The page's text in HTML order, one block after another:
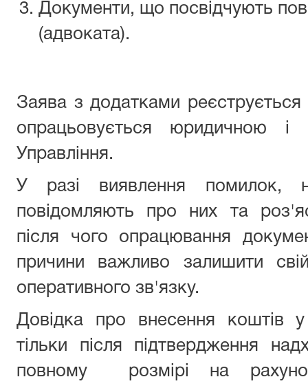
Документи, що посвідчують
(адвоката).
Заява з додатками реєструється
опрацьовується юридичною і
Управління.
У разі виявлення помилок,
повідомляють про них та
після чого опрацювання
причини важливо залишити
оперативного зв'язку.
Довідка про внесення коштів у
тільки після підтвердження
повному розмірі на